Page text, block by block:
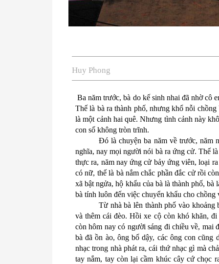
Huy Phong
Ba năm trước, bà do kế sinh nhai đã nhờ cô
Thế là bà ra thành phố, nhưng khổ nỗi
là một cảnh hai quê. Nhưng tình cảnh này
con số không tròn trĩnh.
Đó là chuyện ba năm về trước, năm
nghĩa, nay mọi người nói bà ra ứng cử. Thế
thực ra, năm nay ứng cử bảy ứng viên, loại
có nữ, thế là bà nắm chắc phần đắc cử rồi
xã bật ngửa, hộ khẩu của bà là thành phố,
bà tính luôn đến việc chuyển khẩu cho
Từ nhà bà lên thành phố vào khoảng
và thêm cái đèo. Hồi xe cộ còn khó khăn,
còn hôm nay có người sáng đi chiều về, mai
bà đã ồn ào, ông bố dậy, các ông con
nhạc trong nhà phát ra, cái thứ nhạc gì mà
tay nắm, tay còn lại cầm khúc cây cứ chọc